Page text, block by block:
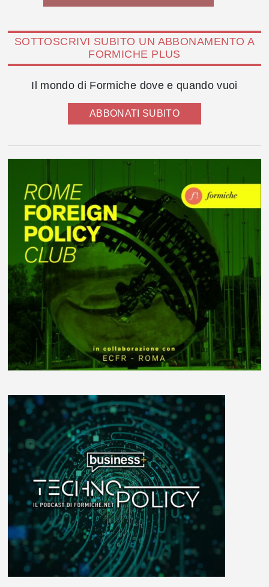
SOTTOSCRIVI SUBITO UN ABBONAMENTO A
FORMICHE PLUS
Il mondo di Formiche dove e quando vuoi
ABBONATI SUBITO